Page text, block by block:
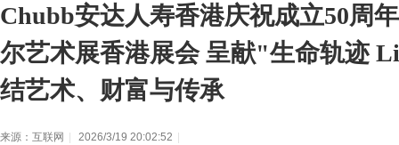
Chubb安达人寿香港庆祝成立50周
尔艺术展香港展会 呈献"生命轨迹
结艺术、财富与传承
来源：互联网 2026/3/19 20:02:52